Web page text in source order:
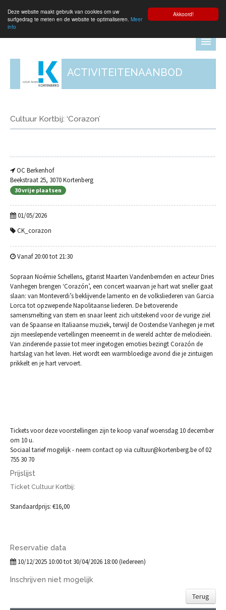
Akkoord!
Deze website maakt gebruik van cookies om uw
surfgedrag te meten en de website te optimaliseren. Meer
info
ACTIVITEITENAANBOD
Cultuur Kortbij: ‘Corazon’
OC Berkenhof
Beekstraat 25, 3070 Kortenberg
30 vrije plaatsen
01/05/2026
CK_corazon
Vanaf 20:00 tot 21:30
Sopraan Noémie Schellens, gitarist Maarten Vandenbemden en acteur Dries
Vanhegen brengen ‘Corazón’, een concert waarvan je hart wat sneller gaat
slaan: van Monteverdi’s beklijvende lamento en de volksliederen van Garcia
Lorca tot opzwepende Napolitaanse liederen. De betoverende
samensmelting van stem en snaar leent zich uitstekend voor de vurige ziel
van de Spaanse en Italiaanse muziek, terwijl de Oostendse Vanhegen je met
zijn meeslepende vertellingen meeneemt in de wereld achter de melodieën.
Van zinderende passie tot meer ingetogen emoties bezingt Corazón de
hartslag van het leven. Het wordt een warmbloedige avond die je zintuigen
prikkelt en je hart vervoert.
Tickets voor deze voorstellingen zijn te koop vanaf woensdag 10 december
om 10 u.
Sociaal tarief mogelijk - neem contact op via cultuur@kortenberg.be of 02
755 30 70
Prijslijst
Ticket Cultuur Kortbij:
Standaardprijs: €16,00
Reservatie data
10/12/2025 10:00 tot 30/04/2026 18:00 (Iedereen)
Inschrijven niet mogelijk
Terug